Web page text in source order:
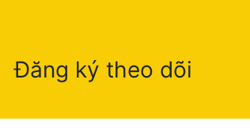
Đăng ký theo dõi
Họ